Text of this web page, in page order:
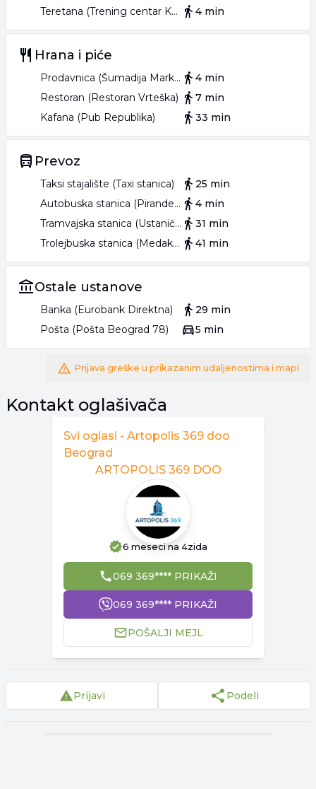
- Topla preporuka!
Agencijska nadoknada iznosi 50% od prve mesečne
zakupnine.
069 369**** PRIKAŽI 069 369**** PRIKAŽI
Teretana (Trening centar Kubo)
4 min
Hrana i piće
Prodavnica (Šumadija Market)
4 min
Restoran (Restoran Vrteška)
7 min
Kafana (Pub Republika)
33 min
Prevoz
Taksi stajalište (Taxi stanica)
25 min
Autobuska stanica (Pirandelova)
4 min
Tramvajska stanica (Ustanička)
31 min
Trolejbuska stanica (Medaković 3)
41 min
Ostale ustanove
Banka (Eurobank Direktna)
29 min
Pošta (Pošta Beograd 78)
5 min
Prijava greške u prikazanim udaljenostima i mapi
Kontakt oglašivača
Svi oglasi - Artopolis 369 doo
Beograd
ARTOPOLIS 369 DOO
6 mesecina 4zida
069 369**** PRIKAŽI
069 369**** PRIKAŽI
POŠALJI MEJL
Prijavi Podeli